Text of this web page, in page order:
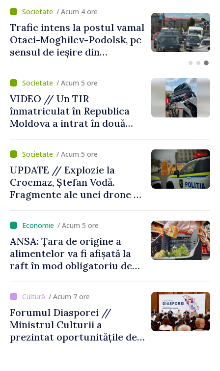
/ Acum 1 oră
Judocanul Vladimir Iacomi a
cucerit bronzul la Cupa
Europei de tineret de la
/ Acum 5 ore
VIDEO // Un TIR
înmatriculat în Republica
Moldova a intrat în două
România
/ Acum 5 ore
UPDATE // Explozie la
Crocmaz, Ștefan Vodă.
Fragmente ale unei drone de
locului
/ Acum 5 ore
ANSA: Țara de origine a
alimentelor va fi afișată la
raft în mod obligatoriu de
riscă amenzi de zeci de mii
de lei de lei/ Acum 7 ore
Forumul Diasporei //
Ministrul Culturii a
prezintat oportunitățile de